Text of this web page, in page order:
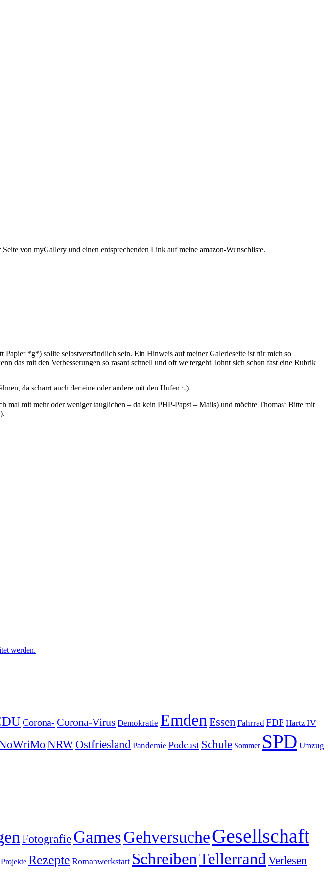
von myGallery und einen entsprechenden Link auf meine amazon-Wunschliste.
*g*) sollte selbstverständlich sein. Ein Hinweis auf meiner Galerieseite ist für mich so
das mit den Verbesserungen so rasant schnell und oft weitergeht, lohnt sich schon fast eine Rubrik
da scharrt auch der eine oder andere mit den Hufen ;-).
mal mit mehr oder weniger tauglichen – da kein PHP-Papst – Mails) und möchte Thomas‘ Bitte mit
werden.
Corona- Corona-Virus Demokratie Emden Essen Fahrrad FDP Hartz IV
NRWOstfriesland Pandemie Podcast Schule Sommer SPD Umzug
Fotografie GamesGehversucheGesellschaft
Projekte Rezepte Romanwerkstatt SchreibenTellerrand Verlesen